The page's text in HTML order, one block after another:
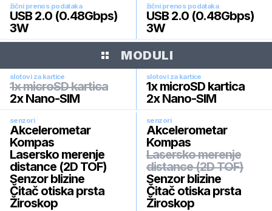
žični prenos podataka
USB 2.0 (0.48Gbps)
3W
žični prenos podataka
USB 2.0 (0.48Gbps)
3W
MODULI
slotovi za kartice
1x microSD kartica
2x Nano-SIM
slotovi za kartice
1x microSD kartica
2x Nano-SIM
senzori
Akcelerometar
Kompas
Lasersko merenje
distance (2D TOF)
Senzor blizine
Čitač otiska prsta
Žiroskop
senzori
Akcelerometar
Kompas
Lasersko merenje
distance (2D TOF)
Senzor blizine
Čitač otiska prsta
Žiroskop